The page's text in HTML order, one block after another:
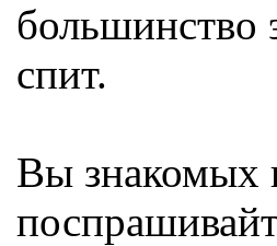
большинство
спит.
Вы знакомых